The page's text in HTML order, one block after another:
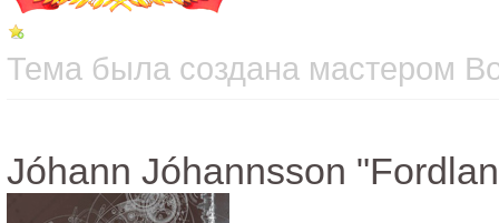
Тема была создана мастером
Jóhann Jóhannsson